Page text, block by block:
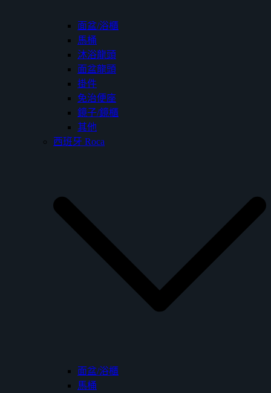
面盆/浴櫃
馬桶
沐浴龍頭
面盆龍頭
掛件
免治便座
鏡子/鏡櫃
其他
西班牙 Roca
面盆/浴櫃
馬桶